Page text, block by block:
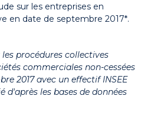
sur les entreprises en
en date de septembre 2017*.
les procédures collectives
commerciales non-cessées
2017 avec un effectif INSEE
d'après les bases de données